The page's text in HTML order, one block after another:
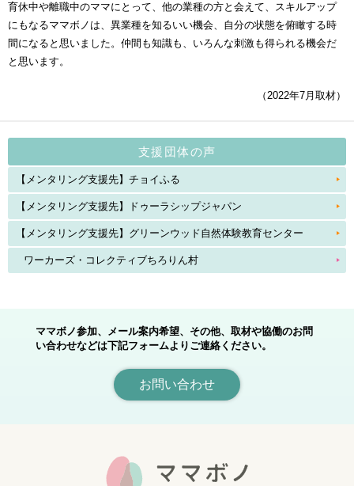
育休中や離職中のママにとって、他の業種の方と会えて、スキルアップ
にもなるママボノは、異業種を知るいい機会、自分の状態を俯瞰する時
間になると思いました。仲間も知識も、いろんな刺激も得られる機会だ
と思います。
（2022年7月取材）
支援団体の声
【メンタリング支援先】チョイふる
【メンタリング支援先】ドゥーラシップジャパン
【メンタリング支援先】グリーンウッド自然体験教育センター
ワーカーズ・コレクティブちろりん村
ママボノ参加、メール案内希望、その他、取材や協働のお問
い合わせなどは下記フォームよりご連絡ください。
お問い合わせ